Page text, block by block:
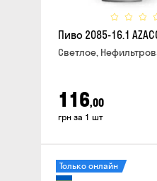
Пиво 2085-16.1
Светлое,
116,00
грн за 1 шт
Только онлайн